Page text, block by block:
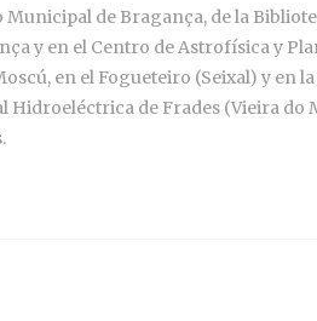
de Bragança, de la
y en el Centro de Astrofísica y
en el Fogueteiro (Seixal) y en
Hidroeléctrica de Frades (Vieira do